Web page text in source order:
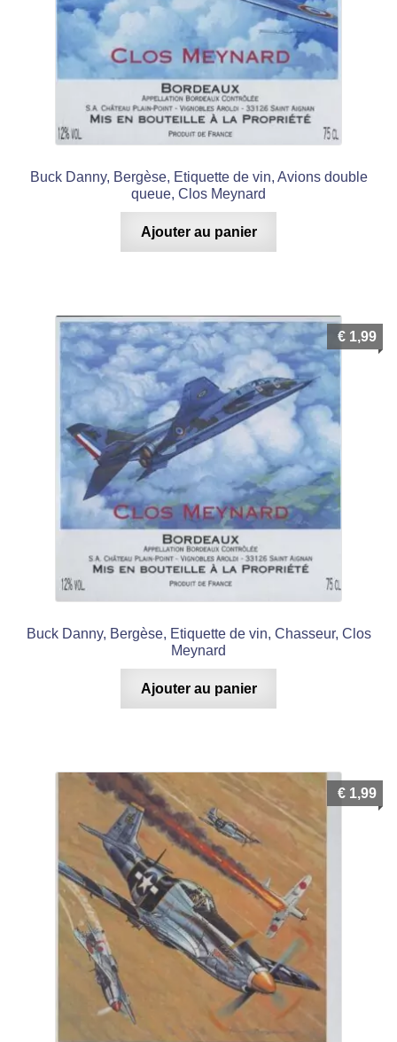
Buck Danny, Bergèse, Etiquette de vin, Avions double
queue, Clos Meynard
Ajouter au panier
Buck Danny, Bergèse, Etiquette de vin, Chasseur, Clos
Meynard
€ 1,99
Ajouter au panier
€ 1,99